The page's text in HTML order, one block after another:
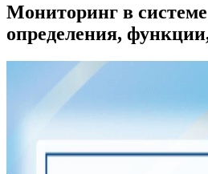
Мониторинг в
определения,